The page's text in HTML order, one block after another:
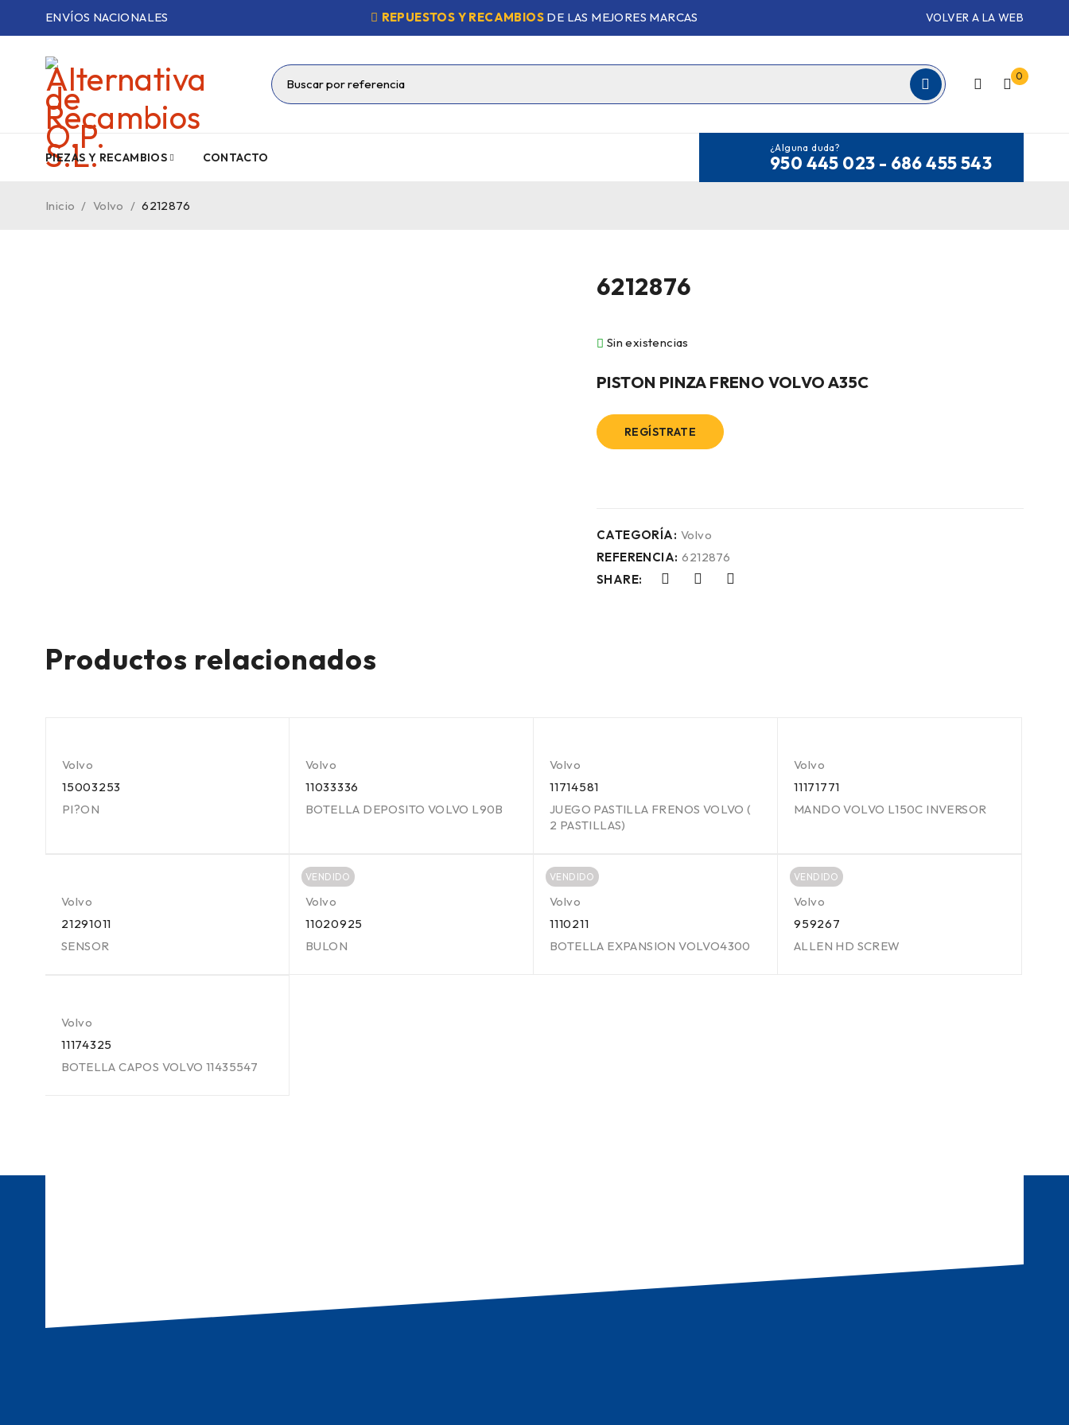
ENVÍOS NACIONALES REPUESTOS Y RECAMBIOS DE LAS MEJORES MARCAS VOLVER A LA WEB
0
PIEZAS Y RECAMBIOS CONTACTO
¿Alguna duda?
950 445 023 - 686 455 543
Inicio / Volvo / 6212876
6212876
Sin existencias
PISTON PINZA FRENO VOLVO A35C
REGÍSTRATE
CATEGORÍA: Volvo
REFERENCIA: 6212876
SHARE:
Productos relacionados
Volvo
15003253
PI?ON
Volvo
11033336
BOTELLA DEPOSITO VOLVO L90B
Volvo
11714581
JUEGO PASTILLA FRENOS VOLVO (
2 PASTILLAS)
Volvo
11171771
MANDO VOLVO L150C INVERSOR
Volvo
21291011
SENSOR
VENDIDO
Volvo
11020925
BULON
VENDIDO
Volvo
1110211
BOTELLA EXPANSION VOLVO4300
VENDIDO
Volvo
959267
ALLEN HD SCREW
Volvo
11174325
BOTELLA CAPOS VOLVO 11435547